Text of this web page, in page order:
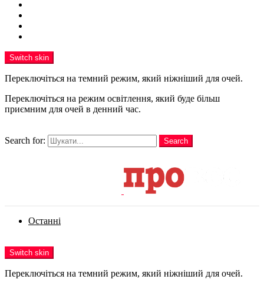
Switch skin
Переключіться на темний режим, який ніжніший для очей.
Переключіться на режим освітлення, який буде більш
приємним для очей в денний час.
Search for:
Search
Останні
Switch skin
Переключіться на темний режим, який ніжніший для очей.